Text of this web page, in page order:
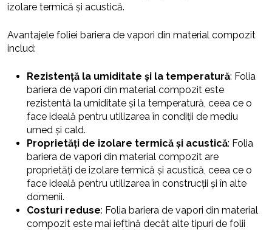
izolare termică și acustică.
Avantajele foliei bariera de vapori din material compozit
includ:
Rezistență la umiditate și la temperatură: Folia
bariera de vapori din material compozit este
rezistentă la umiditate și la temperatură, ceea ce o
face ideală pentru utilizarea în condiții de mediu
umed și cald.
Proprietăți de izolare termică și acustică: Folia
bariera de vapori din material compozit are
proprietăți de izolare termică și acustică, ceea ce o
face ideală pentru utilizarea în construcții și în alte
domenii.
Costuri reduse: Folia bariera de vapori din material
compozit este mai ieftină decât alte tipuri de folii